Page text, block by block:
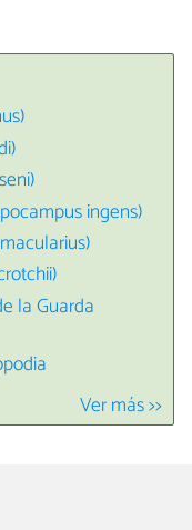
ingens)
la Guarda
Ver más >>